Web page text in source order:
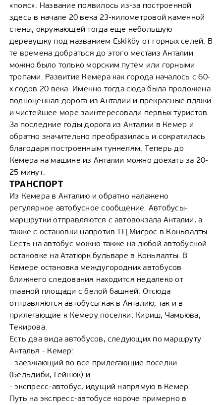
«пояс». Название появилось из-за построенной
здесь в начале 20 века 23-километровой каменной
стены, окружающей тогда еще небольшую
деревушку под названием Eskiköy от горных селей. В
те времена добраться до этого местаиз Анталии
можно было только морским путем или горными
тропами. Развитие Кемера как города началось с 60-
х годов 20 века. Именно тогда сюда была проложена
полноценная дорога из Анталии и прекрасные пляжи
и чистейшее море заинтересовали первых туристов.
За последние годы дорога из Анталии в Кемер и
обратно значительно преобразилась и сократилась
благодаря построенным туннелям. Теперь до
Кемера на машине из Анталии можно доехать за 20-
25 минут.
ТРАНСПОРТ
Из Кемера в Анталию и обратно налажено
регулярное автобусное сообщение. Автобусы-
маршрутки отправляются с автовокзала Анталии, а
также с остановки напротив ТЦ Мигрос в Коньяалты.
Сесть на автобус можно также на любой автобусной
остановке на Ататюрк бульваре в Коньяалты. В
Кемере остановка междугородних автобусов
ближнего следования находится недалеко от
главной площади с белой башней. Отсюда
отправляются автобусы как в Анталию, так и в
прилегающие к Кемеру поселки: Кириш, Чамьюва,
Текирова.
Есть два вида автобусов, следующих по маршруту
Анталья - Кемер:
- заезжающий во все прилегающие поселки
(Бельдиби, Гейнюк) и
- экспресс-автобус, идущий напрямую в Кемер.
Путь на экспресс-автобусе короче примерно в